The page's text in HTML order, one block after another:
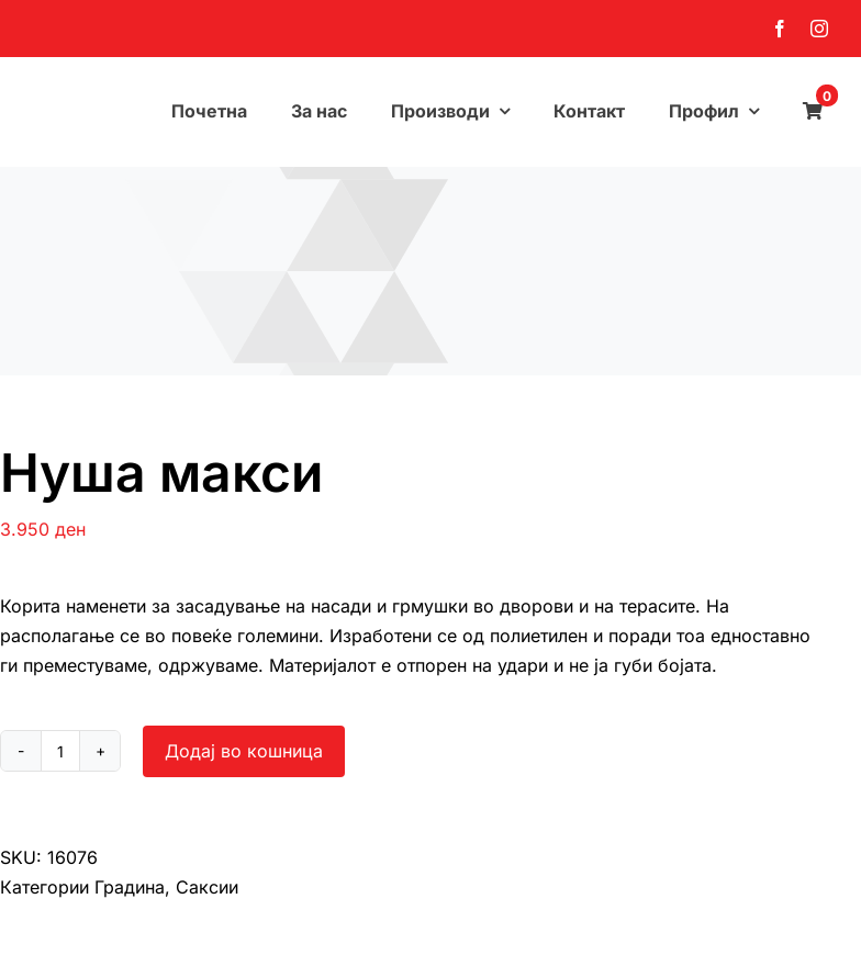
Почетна За нас Производи Контакт Профил
0
Нуша макси
3.950 ден
Корита наменети за засадување на насади и грмушки во дворови и на терасите. На
располагање се во повеќе големини. Изработени се од полиетилен и поради тоа едноставно
ги преместуваме, одржуваме. Материјалот е отпорен на удари и не ја губи бојата.
Нуша
Додај во кошница
SKU: 16076
Категории Градина, Саксии